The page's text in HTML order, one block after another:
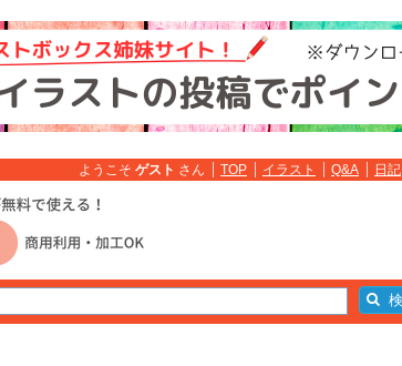
ようこそ ゲスト さん TOP イラスト Q&A 日記